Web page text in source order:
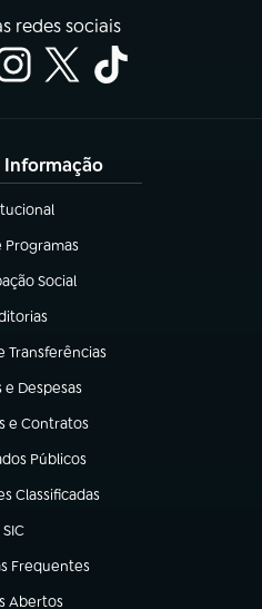
redes sociais
Informação
em nova aba)
Programas
nova aba)
Social
nova aba)
em nova aba)
Transferências
aba)
e Despesas
nova aba)
e Contratos
aba)
Públicos
nova aba)
Classificadas
aba)
SIC
(abre em nova aba)
Frequentes
aba)
Abertos